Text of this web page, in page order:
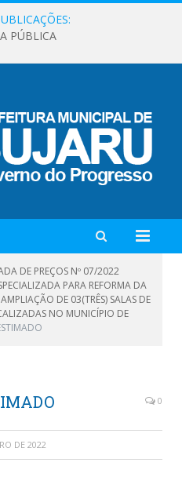
PÚBLICA
DE PREÇOS Nº 07/2022
PARA REFORMA DA
DE 03(TRÊS) SALAS DE
NO MUNICÍPIO DE
0
DE 2022